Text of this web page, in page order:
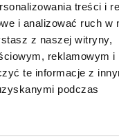
treści i
i analizować ruch w
z naszej witryny,
reklamowym i
te informacje z
podczas
za siebie i
na
Niech
wosków,
będą